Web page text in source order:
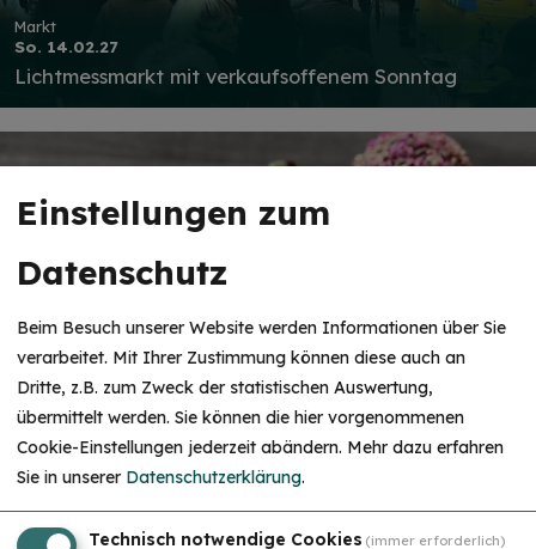
Markt
So. 14.02.27
Lichtmessmarkt mit verkaufsoffenem Sonntag
Markt
Mo. 29.03.27
Ostermarkt und verkaufsoffene Geschäfte
Einstellungen zum
Datenschutz
Beim Besuch unserer Website werden Informationen über Sie
verarbeitet. Mit Ihrer Zustimmung können diese auch an
Dritte, z.B. zum Zweck der statistischen Auswertung,
übermittelt werden. Sie können die hier vorgenommenen
Cookie-Einstellungen jederzeit abändern. Mehr dazu erfahren
Sie in unserer Datenschutzerklärung.
Technisch notwendige Cookies (immer erforderlich)